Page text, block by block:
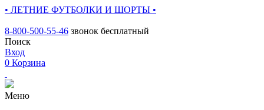
• ЛЕТНИЕ ФУТБОЛКИ И ШОРТЫ •
8-800-500-55-46 звонок бесплатный
Поиск
Вход
0 Корзина
Меню